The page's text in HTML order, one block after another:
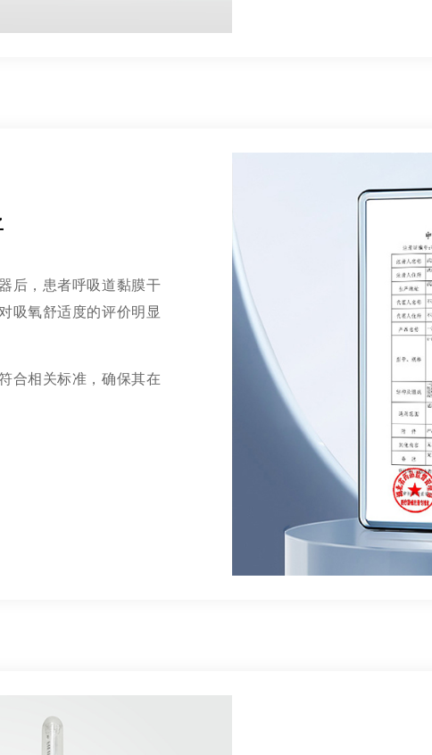
后，患者呼吸道黏膜干
吸氧舒适度的评价明显
合相关标准，确保其在